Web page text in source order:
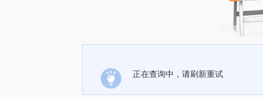
正在查询中，请刷新重试